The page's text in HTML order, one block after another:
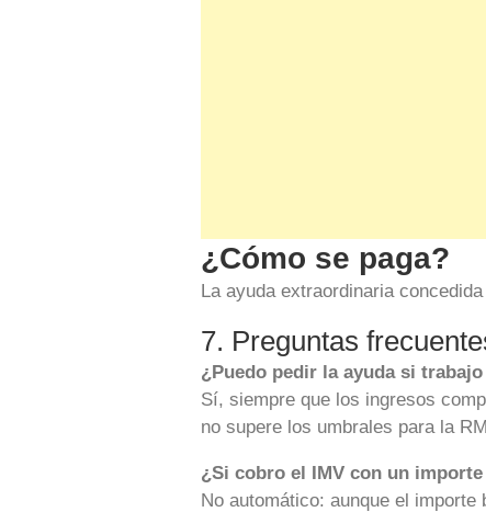
¿Cómo se paga?
La ayuda extraordinaria
7. Preguntas
¿Puedo pedir la ayuda si
Sí, siempre que los ingresos
no supere los umbrales para la
¿Si cobro el IMV con un
No automático: aunque el